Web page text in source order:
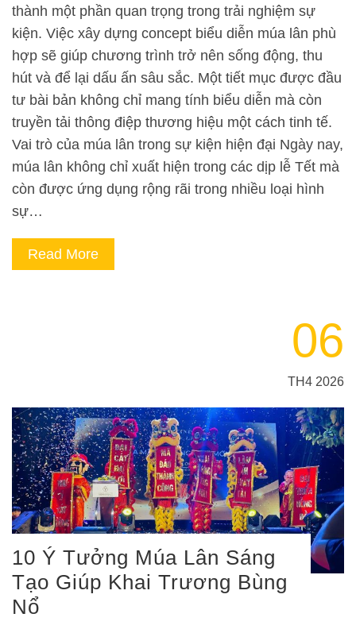
thành một phần quan trọng trong trải nghiệm sự
kiện. Việc xây dựng concept biểu diễn múa lân phù
hợp sẽ giúp chương trình trở nên sống động, thu
hút và để lại dấu ấn sâu sắc. Một tiết mục được đầu
tư bài bản không chỉ mang tính biểu diễn mà còn
truyền tải thông điệp thương hiệu một cách tinh tế.
Vai trò của múa lân trong sự kiện hiện đại Ngày nay,
múa lân không chỉ xuất hiện trong các dịp lễ Tết mà
còn được ứng dụng rộng rãi trong nhiều loại hình
sự…
Read More
06
TH4 2026
10 Ý Tưởng Múa Lân Sáng
Tạo Giúp Khai Trương Bùng
Nổ